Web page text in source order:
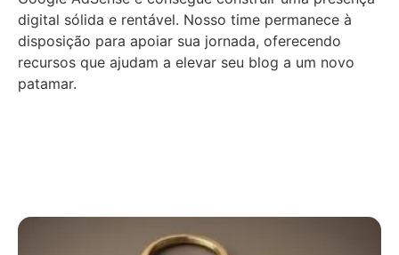
digital sólida e rentável. Nosso time permanece à
disposição para apoiar sua jornada, oferecendo
recursos que ajudam a elevar seu blog a um novo
patamar.